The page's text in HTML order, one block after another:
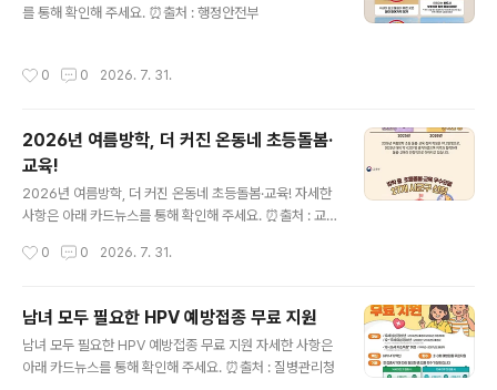
를 통해 확인해 주세요. ⏰출처 : 행정안전부
0 0 2026. 7. 31.
2026년 여름방학, 더 커진 온동네 초등돌봄·
교육!
2026년 여름방학, 더 커진 온동네 초등돌봄·교육! 자세한
사항은 아래 카드뉴스를 통해 확인해 주세요. ⏰출처 : 교
0 0 2026. 7. 31.
남녀 모두 필요한 HPV 예방접종 무료 지원
남녀 모두 필요한 HPV 예방접종 무료 지원 자세한 사항은
아래 카드뉴스를 통해 확인해 주세요. ⏰출처 : 질병관리청